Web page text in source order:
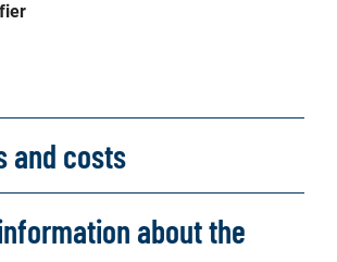
and costs
about the